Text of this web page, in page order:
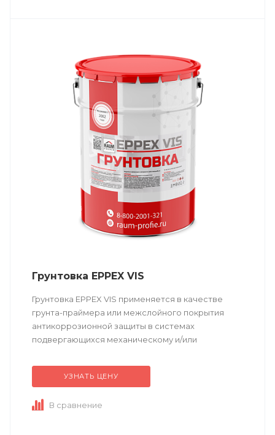
Грунтовка EPPEX VIS
Грунтовка EPPEX VIS применяется в качестве
грунта-праймера или межслойного покрытия
антикоррозионной защиты в системах
подвергающихся механическому и/или
Техническое описание
УЗНАТЬ ЦЕНУ
В сравнение